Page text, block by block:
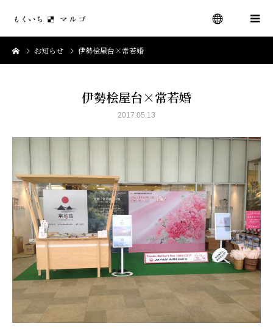
お知らせ 伊勢桧屋台×常若婚
伊勢桧屋台×常若婚
2017.05.13